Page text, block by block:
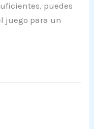
puedes
juego para un